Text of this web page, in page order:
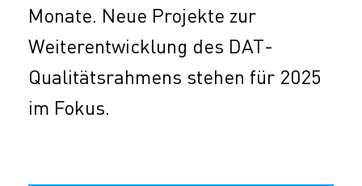
Monate. Neue Projekte zur
Weiterentwicklung des DAT-
Qualitätsrahmens stehen für 2025
im Fokus.